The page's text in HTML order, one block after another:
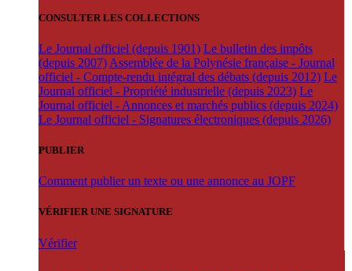
CONSULTER LES COLLECTIONS
Le Journal officiel (depuis 1901) Le bulletin des impôts
(depuis 2007) Assemblée de la Polynésie française - Journal
officiel - Compte-rendu intégral des débats (depuis 2012) Le
Journal officiel - Propriété industrielle (depuis 2023) Le
Journal officiel - Annonces et marchés publics (depuis 2024)
Le Journal officiel - Signatures électroniques (depuis 2026)
PUBLIER
Comment publier un texte ou une annonce au JOPF
VÉRIFIER UNE SIGNATURE
Vérifier